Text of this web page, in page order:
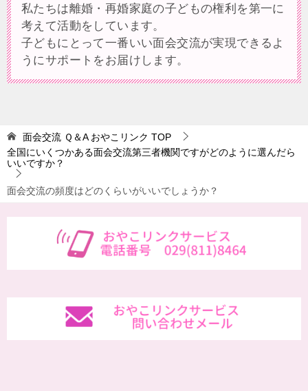
私たちは離婚・再婚家庭の子どもの権利を第一に
考えて活動をしています。
子どもにとって一番いい面会交流が実現できるよ
うにサポートをお届けします。
面会交流 Ｑ＆A おやこリンク TOP
全国にいくつかある面会交流第三者機関ですがどのように選んだら
いいですか？
面会交流の頻度はどのくらいがいいでしょうか？